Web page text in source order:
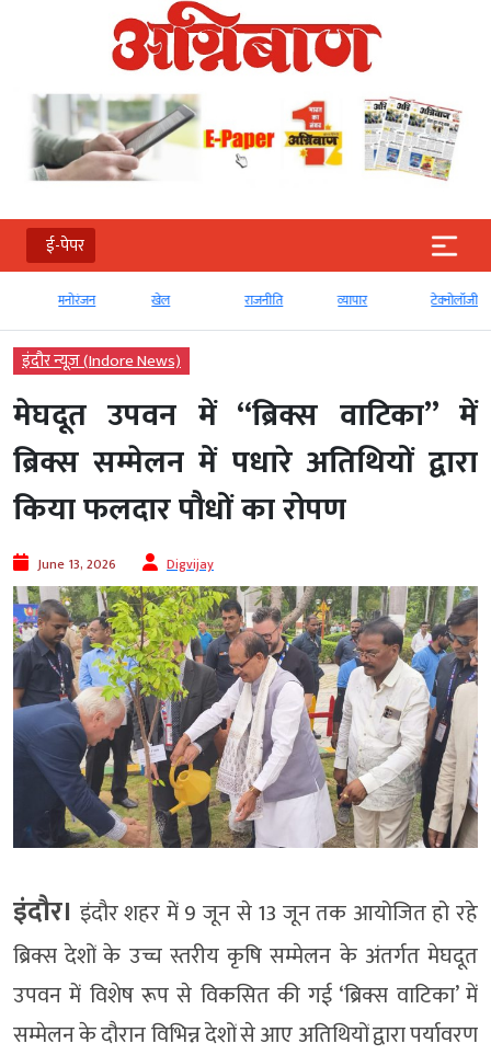
ई-पेपर
मनोरंजन राजनीति टेक्‍नोलॉजी
इंदौर न्यूज़ (Indore News)
मेघदूत उपवन में “ब्रिक्स वाटिका” में
ब्रिक्स सम्मेलन में पधारे अतिथियों द्वारा
किया फलदार पौधों का रोपण
June 13, 2026 Digvijay
इंदौर। इंदौर शहर में 9 जून से 13 जून तक आयोजित हो रहे
ब्रिक्स देशों के उच्च स्तरीय कृषि सम्मेलन के अंतर्गत मेघदूत
उपवन में विशेष रूप से विकसित की गई ‘ब्रिक्स वाटिका’ में
सम्मेलन के दौरान विभिन्न देशों से आए अतिथियों द्वारा पर्यावरण